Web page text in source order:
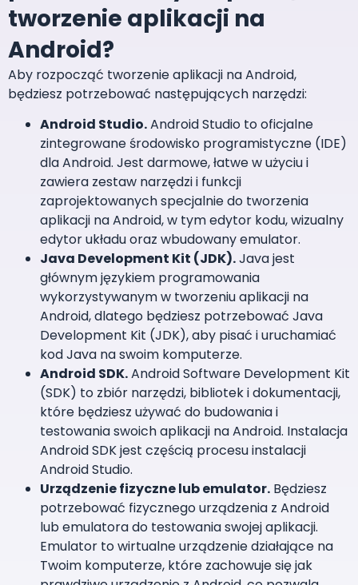
tworzenie aplikacji na
Android?
Aby rozpocząć tworzenie aplikacji na Android,
będziesz potrzebować następujących narzędzi:
Android Studio.Android Studio to oficjalne
zintegrowane środowisko programistyczne (IDE)
dla Android. Jest darmowe, łatwe w użyciu i
zawiera zestaw narzędzi i funkcji
zaprojektowanych specjalnie do tworzenia
aplikacji na Android, w tym edytor kodu, wizualny
edytor układu oraz wbudowany emulator.
Java Development Kit (JDK).Java jest
głównym językiem programowania
wykorzystywanym w tworzeniu aplikacji na
Android, dlatego będziesz potrzebować Java
Development Kit (JDK), aby pisać i uruchamiać
kod Java na swoim komputerze.
Android SDK.Android Software Development Kit
(SDK) to zbiór narzędzi, bibliotek i dokumentacji,
które będziesz używać do budowania i
testowania swoich aplikacji na Android. Instalacja
Android SDK jest częścią procesu instalacji
Android Studio.
Urządzenie fizyczne lub emulator. Będziesz
potrzebować fizycznego urządzenia z Android
lub emulatora do testowania swojej aplikacji.
Emulator to wirtualne urządzenie działające na
Twoim komputerze, które zachowuje się jak